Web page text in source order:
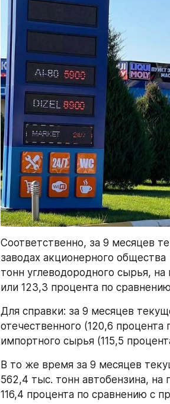
Соответственно, за 9 месяцев
заводах акционерного
тонн углеводородного сырья,
или 123,3 процента по
Для справки: за 9 месяцев
отечественного (120,6
импортного сырья (115,5
В то же время за 9 месяцев
562,4 тыс. тонн автобензина,
116,4 процента по сравнению с